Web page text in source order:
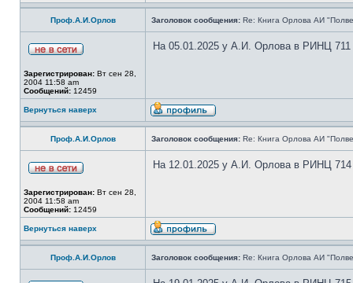
Проф.А.И.Орлов Заголовок сообщения: Re: Книга Орлова АИ
Зарегистрирован: Вт сен 28,
2004 11:58 am
Сообщений: 12459
На 05.01.2025 у А.И. Орлова в РИНЦ 711
Вернуться наверх
Проф.А.И.Орлов Заголовок сообщения: Re: Книга Орлова АИ
Зарегистрирован: Вт сен 28,
2004 11:58 am
Сообщений: 12459
На 12.01.2025 у А.И. Орлова в РИНЦ 714
Вернуться наверх
Проф.А.И.Орлов Заголовок сообщения: Re: Книга Орлова АИ